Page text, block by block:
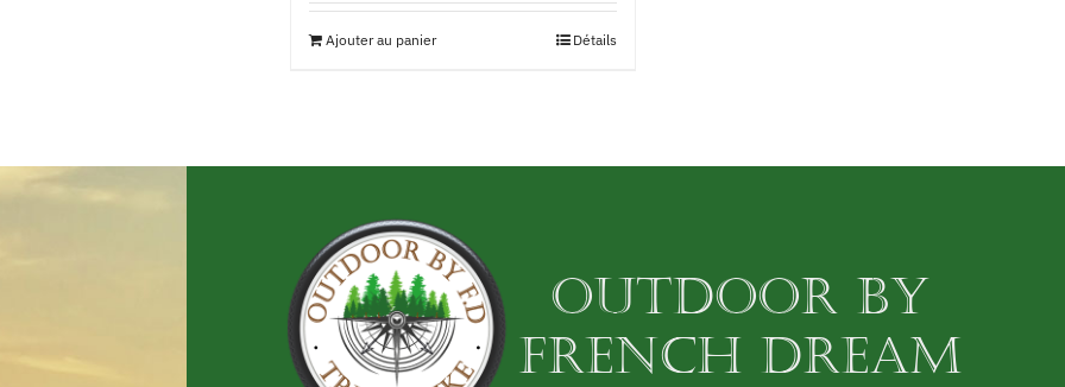
Ajouter au panier Détails
OUTDOOR BY
FRENCH DREAM